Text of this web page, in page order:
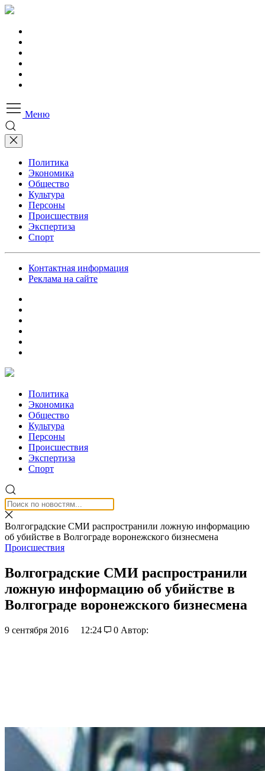
Меню
Политика
Экономика
Общество
Культура
Персоны
Происшествия
Экспертиза
Спорт
Контактная информация
Реклама на сайте
Политика
Экономика
Общество
Культура
Персоны
Происшествия
Экспертиза
Спорт
Волгоградские СМИ распространили ложную информацию
об убийстве в Волгограде воронежского бизнесмена
Происшествия
Волгоградские СМИ распространили
ложную информацию об убийстве в
Волгограде воронежского бизнесмена
9 сентября 2016 12:24 0 Автор: